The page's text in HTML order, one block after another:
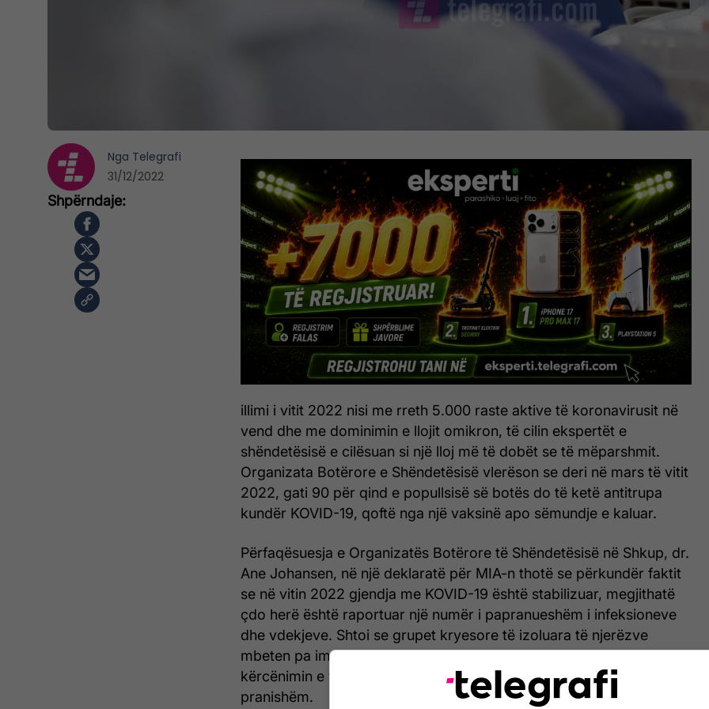
illimi i vitit 2022 nisi me rreth 5.000 raste aktive të koronavirusit në
vend dhe me dominimin e llojit omikron, të cilin ekspertët e
shëndetësisë e cilësuan si një lloj më të dobët se të mëparshmit.
Organizata Botërore e Shëndetësisë vlerëson se deri në mars të vitit
2022, gati 90 për qind e popullsisë së botës do të ketë antitrupa
kundër KOVID-19, qoftë nga një vaksinë apo sëmundje e kaluar.
Përfaqësuesja e Organizatës Botërore të Shëndetësisë në Shkup, dr.
Ane Johansen, në një deklaratë për MIA-n thotë se përkundër faktit
se në vitin 2022 gjendja me KOVID-19 është stabilizuar, megjithatë
çdo herë është raportuar një numër i papranueshëm i infeksioneve
dhe vdekjeve. Shtoi se grupet kryesore të izoluara të njerëzve
mbeten pa imunitet dhe virusi po qarkullon në nivele aq të larta për
kërcënimin e variantit tjetër problematik të jetë gjithnjë më i
pranishëm.
Nga Telegrafi
31/12/2022